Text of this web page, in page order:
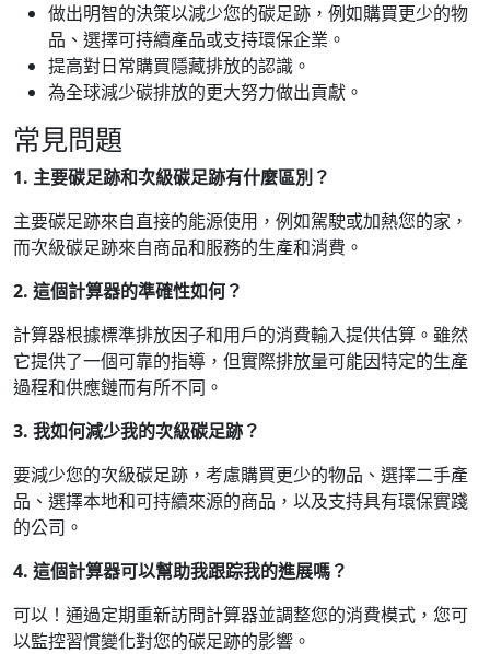
做出明智的決策以減少您的碳足跡，例如購買更少的物
品、選擇可持續產品或支持環保企業。
提高對日常購買隱藏排放的認識。
為全球減少碳排放的更大努力做出貢獻。
常見問題
1. 主要碳足跡和次級碳足跡有什麼區別？
主要碳足跡來自直接的能源使用，例如駕駛或加熱您的家，
而次級碳足跡來自商品和服務的生產和消費。
2. 這個計算器的準確性如何？
計算器根據標準排放因子和用戶的消費輸入提供估算。雖然
它提供了一個可靠的指導，但實際排放量可能因特定的生產
過程和供應鏈而有所不同。
3. 我如何減少我的次級碳足跡？
要減少您的次級碳足跡，考慮購買更少的物品、選擇二手產
品、選擇本地和可持續來源的商品，以及支持具有環保實踐
的公司。
4. 這個計算器可以幫助我跟踪我的進展嗎？
可以！通過定期重新訪問計算器並調整您的消費模式，您可
以監控習慣變化對您的碳足跡的影響。